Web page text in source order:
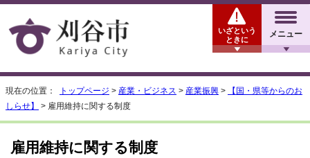
メニュー
いざという
ときに
現在の位置： トップページ > 産業・ビジネス > 産業振興 >
【国・県等からのお
しらせ】
> 雇用維持に関する制度
雇用維持に関する制度